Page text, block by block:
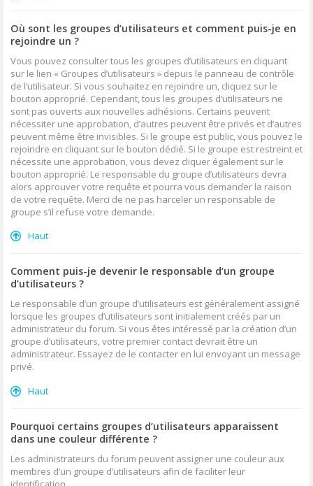
Où sont les groupes d’utilisateurs et comment puis-je en
rejoindre un ?
Vous pouvez consulter tous les groupes d’utilisateurs en cliquant
sur le lien « Groupes d’utilisateurs » depuis le panneau de contrôle
de l’utilisateur. Si vous souhaitez en rejoindre un, cliquez sur le
bouton approprié. Cependant, tous les groupes d’utilisateurs ne
sont pas ouverts aux nouvelles adhésions. Certains peuvent
nécessiter une approbation, d’autres peuvent être privés et d’autres
peuvent même être invisibles. Si le groupe est public, vous pouvez le
rejoindre en cliquant sur le bouton dédié. Si le groupe est restreint et
nécessite une approbation, vous devez cliquer également sur le
bouton approprié. Le responsable du groupe d’utilisateurs devra
alors approuver votre requête et pourra vous demander la raison
de votre requête. Merci de ne pas harceler un responsable de
groupe s’il refuse votre demande.
Haut
Comment puis-je devenir le responsable d’un groupe
d’utilisateurs ?
Le responsable d’un groupe d’utilisateurs est généralement assigné
lorsque les groupes d’utilisateurs sont initialement créés par un
administrateur du forum. Si vous êtes intéressé par la création d’un
groupe d’utilisateurs, votre premier contact devrait être un
administrateur. Essayez de le contacter en lui envoyant un message
privé.
Haut
Pourquoi certains groupes d’utilisateurs apparaissent
dans une couleur différente ?
Les administrateurs du forum peuvent assigner une couleur aux
membres d’un groupe d’utilisateurs afin de faciliter leur